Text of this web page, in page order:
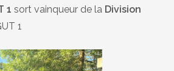
1 sort vainqueur de la Division
1